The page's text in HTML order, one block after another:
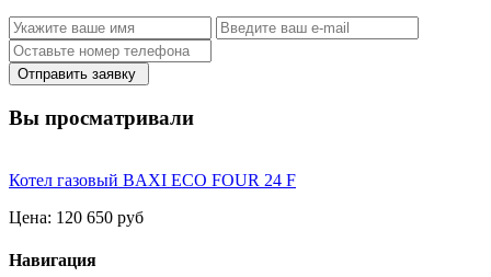
Отправить заявку
Вы просматривали
Котел газовый BAXI ECO FOUR 24 F
Цена: 120 650 руб
Навигация